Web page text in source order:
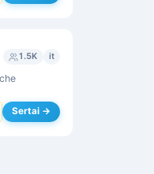
1.5K it
Sertai →